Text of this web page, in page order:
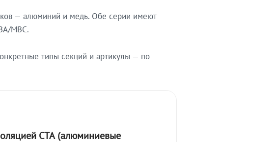
— алюминий и медь. Обе серии имеют
МВС.
типы секций и артикулы — по
СТА (алюминиевые